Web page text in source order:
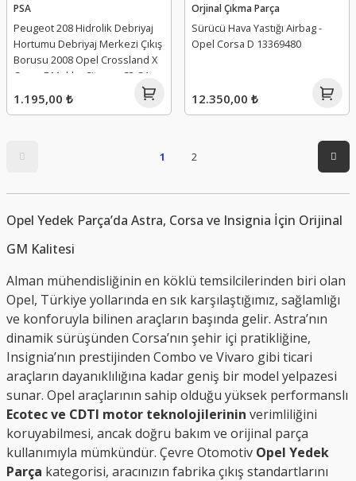
PSA
Peugeot 208 Hidrolik Debriyaj
Hortumu Debriyaj Merkezi Çıkış
Borusu 2008 Opel Crossland X
Corsa F Mokka Citroen C3 C4 -
9835360480 - 9824255880
1.195,00 ₺
Orjinal Çıkma Parça
Sürücü Hava Yastığı Airbag -
Opel Corsa D 13369480
12.350,00 ₺
1 2
Opel Yedek Parça’da Astra, Corsa ve Insignia İçin Orijinal
GM Kalitesi
Alman mühendisliğinin en köklü temsilcilerinden biri olan
Opel, Türkiye yollarında en sık karşılaştığımız, sağlamlığı
ve konforuyla bilinen araçların başında gelir. Astra’nın
dinamik sürüşünden Corsa’nın şehir içi pratikliğine,
Insignia’nın prestijinden Combo ve Vivaro gibi ticari
araçların dayanıklılığına kadar geniş bir model yelpazesi
sunar. Opel araçlarının sahip olduğu yüksek performanslı
Ecotec ve CDTI motor teknolojilerinin verimliliğini
koruyabilmesi, ancak doğru bakım ve orijinal parça
kullanımıyla mümkündür. Çevre Otomotiv Opel Yedek
Parça kategorisi, aracınızın fabrika çıkış standartlarını